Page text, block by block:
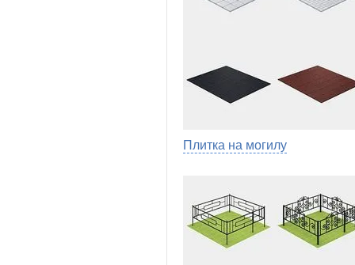
Плитка на могилу